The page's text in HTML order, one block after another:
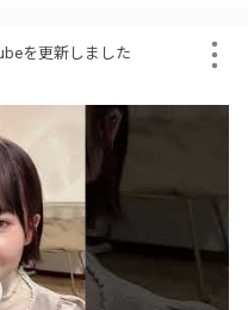
を更新しました